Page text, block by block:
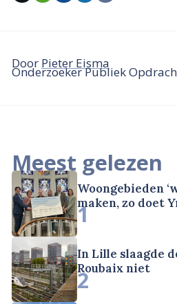
Door Pieter Eisma
Onderzoeker Publiek
Meest gelezen
Woongebieden
maken, zo doet
1
In Lille slaagde
Roubaix niet
2